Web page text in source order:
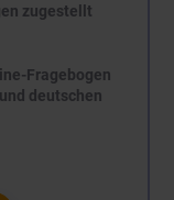
zugestellt
Fragebogen
deutschen